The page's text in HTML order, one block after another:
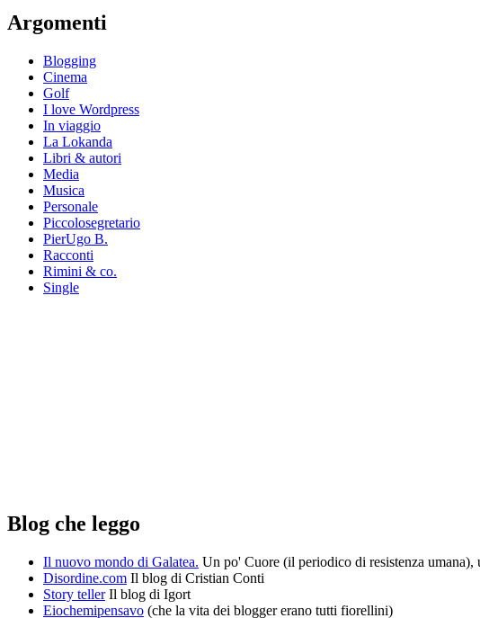
Argomenti
Blogging
Cinema
Golf
I love Wordpress
In viaggio
La Lokanda
Libri & autori
Media
Musica
Personale
Piccolosegretario
PierUgo B.
Racconti
Rimini & co.
Single
Blog che leggo
Il nuovo mondo di Galatea. Un po' Cuore (il periodico di resistenza umana),
Disordine.com Il blog di Cristian Conti
Story tellerIl blog di Igort
Eiochemipensavo (che la vita dei blogger erano tutti fiorellini)